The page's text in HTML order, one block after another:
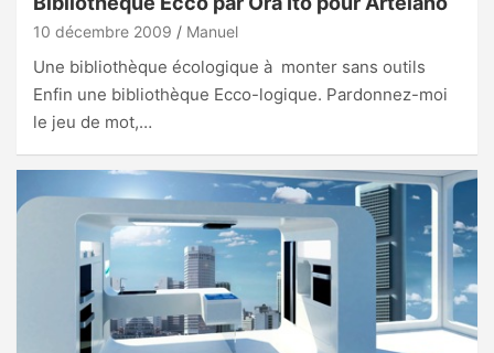
10 décembre 2009 Manuel
Une bibliothèque écologique à monter sans outils
Enfin une bibliothèque Ecco-logique. Pardonnez-moi
le jeu de mot,…